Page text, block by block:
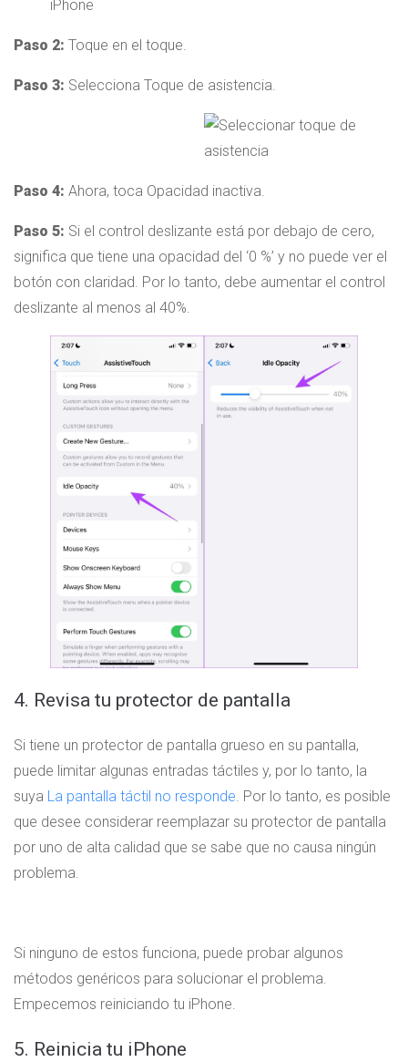
Paso 2: Toque en el toque.
Paso 3: Selecciona Toque de asistencia.
Paso 4: Ahora, toca Opacidad inactiva.
Paso 5: Si el control deslizante está por debajo de cero,
significa que tiene una opacidad del ‘0 %’ y no puede ver el
botón con claridad. Por lo tanto, debe aumentar el control
deslizante al menos al 40%.
4. Revisa tu protector de pantalla
Si tiene un protector de pantalla grueso en su pantalla,
puede limitar algunas entradas táctiles y, por lo tanto, la
suya La pantalla táctil no responde. Por lo tanto, es posible
que desee considerar reemplazar su protector de pantalla
por uno de alta calidad que se sabe que no causa ningún
problema.
Si ninguno de estos funciona, puede probar algunos
métodos genéricos para solucionar el problema.
Empecemos reiniciando tu iPhone.
5. Reinicia tu iPhone